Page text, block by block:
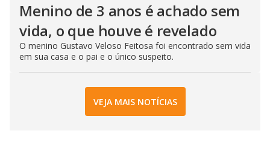
Menino de 3 anos é achado sem
vida, o que houve é revelado
O menino Gustavo Veloso Feitosa foi encontrado sem vida
em sua casa e o pai e o único suspeito.
VEJA MAIS NOTÍCIAS